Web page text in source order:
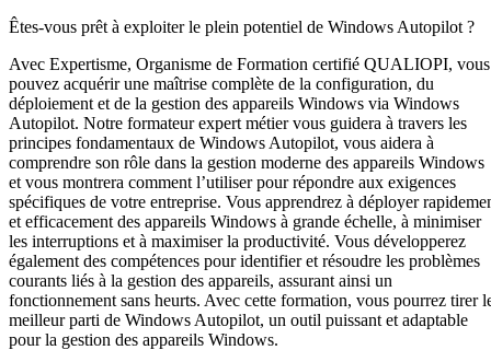
Êtes-vous prêt à exploiter le plein potentiel de Windows Autopilot ?
Avec Expertisme, Organisme de Formation certifié QUALIOPI, vous
pouvez acquérir une maîtrise complète de la configuration, du
déploiement et de la gestion des appareils Windows via Windows
Autopilot. Notre formateur expert métier vous guidera à travers les
principes fondamentaux de Windows Autopilot, vous aidera à
comprendre son rôle dans la gestion moderne des appareils Windows
et vous montrera comment l’utiliser pour répondre aux exigences
spécifiques de votre entreprise. Vous apprendrez à déployer
et efficacement des appareils Windows à grande échelle, à minimiser
les interruptions et à maximiser la productivité. Vous développerez
également des compétences pour identifier et résoudre les problèmes
courants liés à la gestion des appareils, assurant ainsi un
fonctionnement sans heurts. Avec cette formation, vous pourrez tirer
meilleur parti de Windows Autopilot, un outil puissant et adaptable
pour la gestion des appareils Windows.